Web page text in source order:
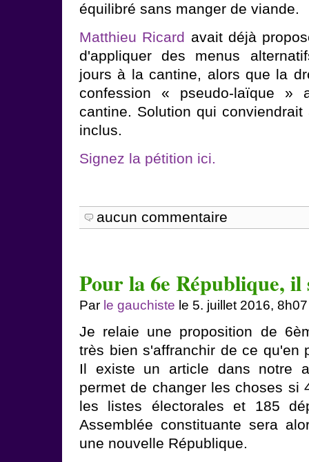
équilibré sans manger de viande.
Matthieu Ricard avait déjà
d'appliquer des menus
jours à la cantine, alors que la
confession « pseudo-laïque
cantine. Solution qui
inclus.
Signez la pétition ici.
aucun commentaire
Pour la 6e République,
Par le gauchiste le 5. juillet 2016, 8h07
Je relaie une proposition de
très bien s'affranchir de ce qu'en
Il existe un article dans notre
permet de changer les choses si
les listes électorales et 185
Assemblée constituante sera
une nouvelle République.